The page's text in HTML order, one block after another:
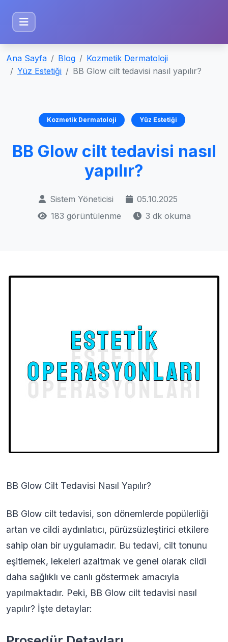
Ana Sayfa Blog
Kozmetik Dermatoloji
Yüz Estetiği
BB Glow cilt tedavisi nasıl yapılır?
Kozmetik Dermatoloji Yüz Estetiği
BB Glow cilt tedavisi nasıl
yapılır?
Sistem Yöneticisi
05.10.2025
183 görüntülenme
3 dk okuma
BB Glow Cilt Tedavisi Nasıl Yapılır?
BB Glow cilt tedavisi, son dönemlerde popülerliği
artan ve cildi aydınlatıcı, pürüzsüzleştirici etkilere
sahip olan bir uygulamadır. Bu tedavi, cilt tonunu
eşitlemek, lekeleri azaltmak ve genel olarak cildi
daha sağlıklı ve canlı göstermek amacıyla
yapılmaktadır. Peki, BB Glow cilt tedavisi nasıl
yapılır? İşte detaylar: